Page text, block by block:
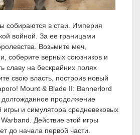
собираются в стаи. Империя
войной. За ее границами
Возьмите меч,
соберите верных союзников и
славу на бескрайних полях
свою власть, построив новый
Mount & Blade II: Bannerlord
долгожданное продолжение
игры и симулятора средневековых
Действие этой игры
до начала первой части.